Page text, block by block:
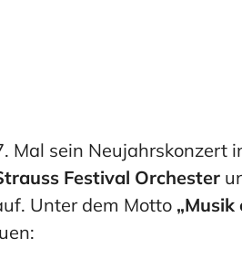
sein Neujahrskonzert
Festival Orchester
Unter dem Motto „Musik